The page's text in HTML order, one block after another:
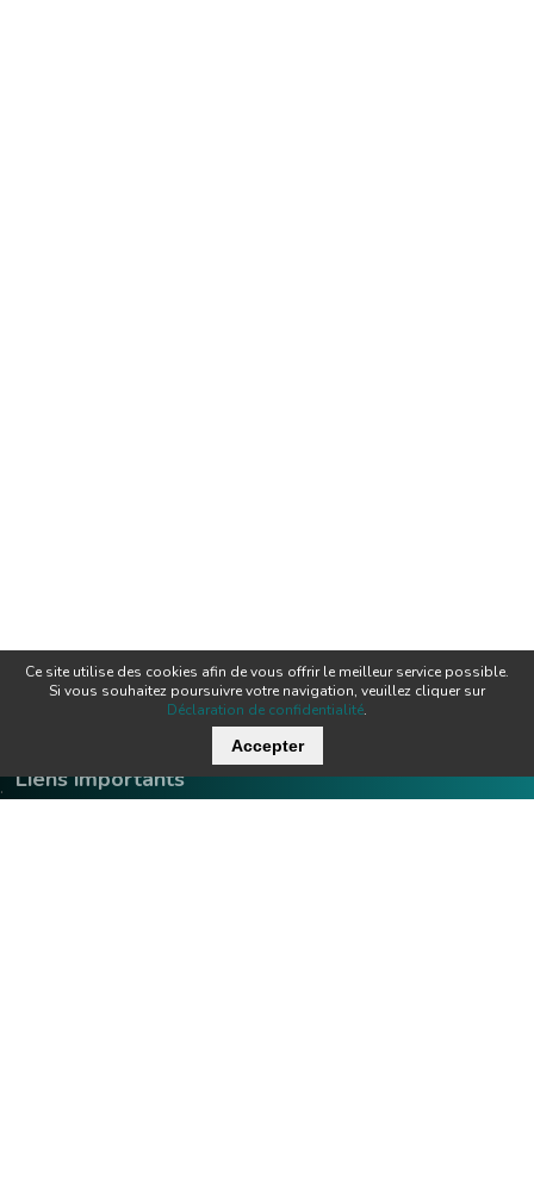
Ce site utilise des cookies afin de vous offrir le meilleur service possible.
Si vous souhaitez poursuivre votre navigation, veuillez cliquer sur
Déclaration de confidentialité.
Accepter
. Liens importants